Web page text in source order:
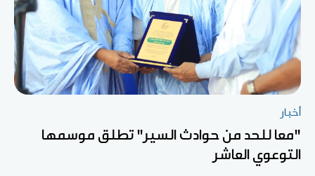
أخبار
"معا للحد من حوادث السير" تطلق موسمها
التوعوي العاشر